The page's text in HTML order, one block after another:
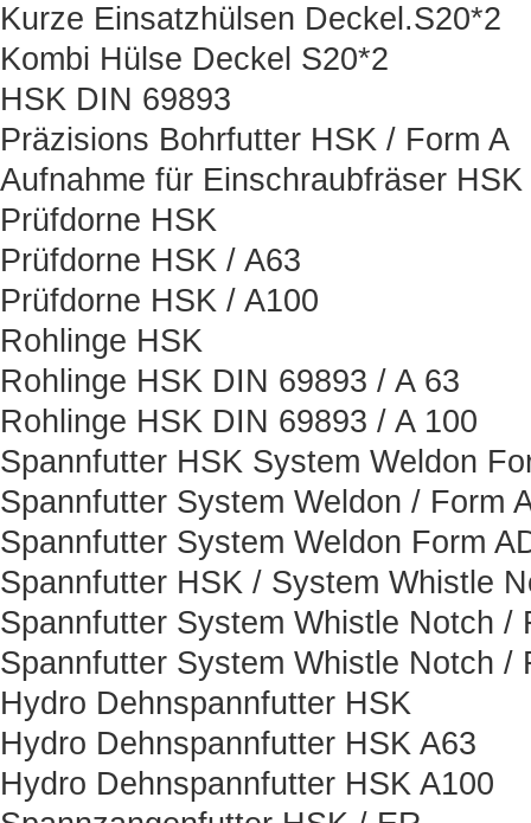
Kurze Einsatzhülsen Deckel.S20*2
Kombi Hülse Deckel S20*2
HSK DIN 69893
Präzisions Bohrfutter HSK / Form A
Aufnahme für Einschraubfräser HSK
Prüfdorne HSK
Prüfdorne HSK / A63
Prüfdorne HSK / A100
Rohlinge HSK
Rohlinge HSK DIN 69893 / A 63
Rohlinge HSK DIN 69893 / A 100
Spannfutter HSK System Weldon
Spannfutter System Weldon / Form
Spannfutter System Weldon Form
Spannfutter HSK / System Whistle
Spannfutter System Whistle Notch /
Spannfutter System Whistle Notch /
Hydro Dehnspannfutter HSK
Hydro Dehnspannfutter HSK A63
Hydro Dehnspannfutter HSK A100